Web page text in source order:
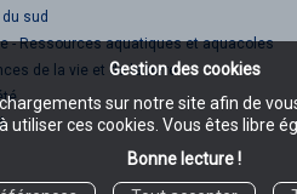
Gestion des cookies
sur notre site afin de
utiliser ces cookies. Vous êtes libre
Bonne lecture !
du sud
- Ressources aquatiques et aquacoles
de la vie et de la terre